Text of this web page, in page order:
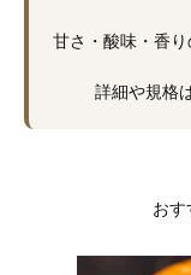
甘さ・酸味・香
詳細や規格
お